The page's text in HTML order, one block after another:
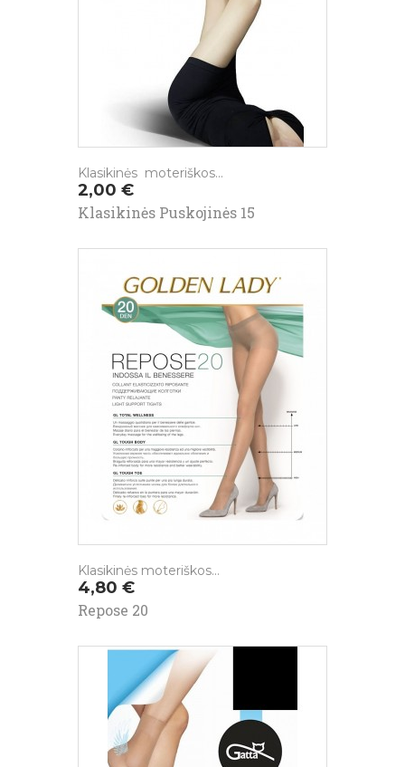
Klasikinės moteriškos...
Kaina
2,00 €
Klasikinės Puskojinės 15
Klasikinės moteriškos...
Kaina
4,80 €
Repose 20